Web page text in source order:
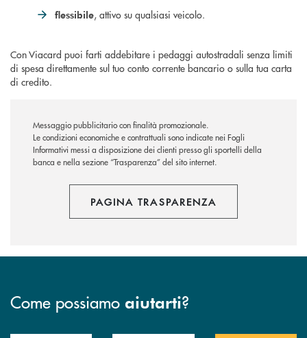
flessibile, attivo su qualsiasi veicolo.
Con Viacard puoi farti addebitare i pedaggi autostradali senza limiti
di spesa direttamente sul tuo conto corrente bancario o sulla tua carta
di credito.
Messaggio pubblicitario con finalità promozionale.
Le condizioni economiche e contrattuali sono indicate nei Fogli
Informativi messi a disposizione dei clienti presso gli sportelli della
banca e nella sezione “Trasparenza” del sito internet.
PAGINA TRASPARENZA
Come possiamo aiutarti?